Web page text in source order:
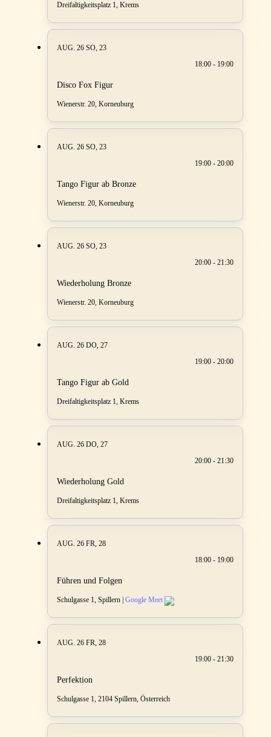
Dreifaltigkeitsplatz 1, Krems
AUG. 26 SO, 23
18:00 - 19:00
Disco Fox Figur
Wienerstr. 20, Korneuburg
AUG. 26 SO, 23
19:00 - 20:00
Tango Figur ab Bronze
Wienerstr. 20, Korneuburg
AUG. 26 SO, 23
20:00 - 21:30
Wiederholung Bronze
Wienerstr. 20, Korneuburg
AUG. 26 DO, 27
19:00 - 20:00
Tango Figur ab Gold
Dreifaltigkeitsplatz 1, Krems
AUG. 26 DO, 27
20:00 - 21:30
Wiederholung Gold
Dreifaltigkeitsplatz 1, Krems
AUG. 26 FR, 28
18:00 - 19:00
Führen und Folgen
Schulgasse 1, Spillern | Google Meet
AUG. 26 FR, 28
19:00 - 21:30
Perfektion
Schulgasse 1, 2104 Spillern, Österreich